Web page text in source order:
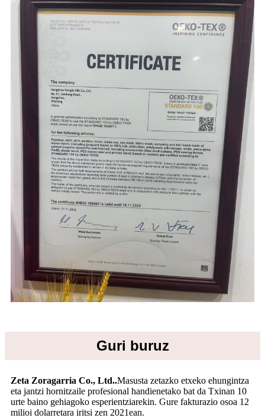
Guri buruz
Zeta Zoragarria Co., Ltd..Masusta zetazko etxeko ehungintza
eta jantzi hornitzaile profesional handienetako bat da Txinan 10
urte baino gehiagoko esperientziarekin. Gure fakturazio osoa 12
milioi dolarretara iritsi zen 2021ean.